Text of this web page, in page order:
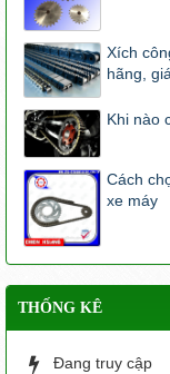
Xích
hãng,
Khi nào
Cách
xe máy
THỐNG KÊ
Đang truy cập